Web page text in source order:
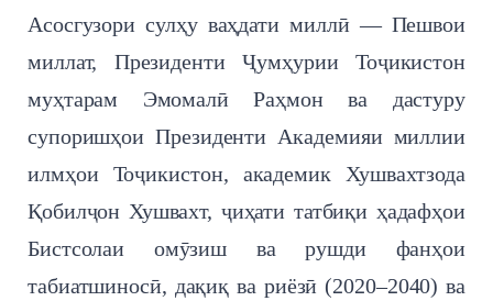
Асосгузори сулҳу ваҳдати миллӣ — Пешвои
миллат, Президенти Ҷумҳурии Тоҷикистон
муҳтарам Эмомалӣ Раҳмон ва дастуру
супоришҳои Президенти Академияи миллии
илмҳои Тоҷикистон, академик Хушвахтзода
Қобилҷон Хушвахт, ҷиҳати татбиқи ҳадафҳои
Бистсолаи омӯзиш ва рушди фанҳои
табиатшиносӣ, дақиқ ва риёзӣ (2020–2040) ва